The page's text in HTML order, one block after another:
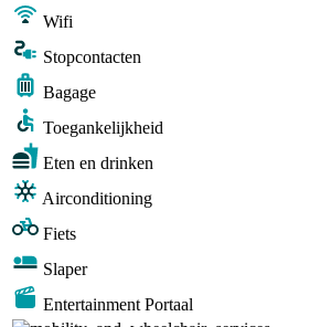
Wifi
Stopcontacten
Bagage
Toegankelijkheid
Eten en drinken
Airconditioning
Fiets
Slaper
Entertainment Portaal